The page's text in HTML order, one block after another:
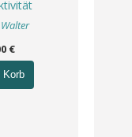
€
Korb